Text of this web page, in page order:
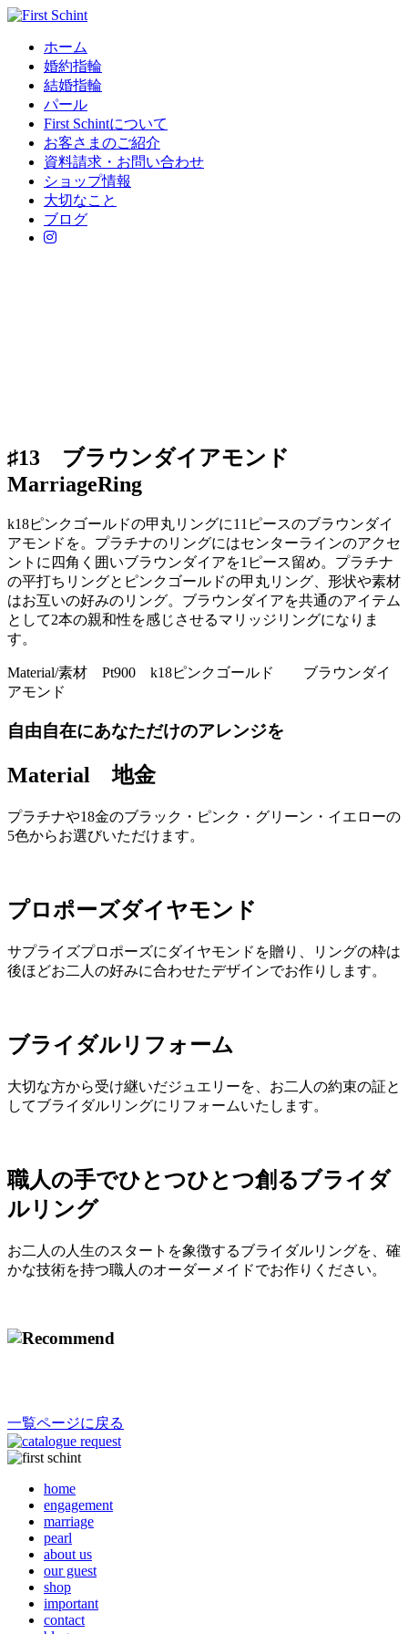
ホーム
婚約指輪
結婚指輪
パール
First Schintについて
お客さまのご紹介
資料請求・お問い合わせ
ショップ情報
大切なこと
ブログ
♯13 ブラウンダイアモンド
MarriageRing
k18ピンクゴールドの甲丸リングに11ピースのブラウンダイ
アモンドを。プラチナのリングにはセンターラインのアクセ
ントに四角く囲いブラウンダイアを1ピース留め。プラチナ
の平打ちリングとピンクゴールドの甲丸リング、形状や素材
はお互いの好みのリング。ブラウンダイアを共通のアイテム
として2本の親和性を感じさせるマリッジリングになりま
す。
Material/素材 Pt900 k18ピンクゴールド ブラウンダイ
アモンド
自由自在にあなただけのアレンジを
Material 地金
プラチナや18金のブラック・ピンク・グリーン・イエローの
5色からお選びいただけます。
プロポーズダイヤモンド
サプライズプロポーズにダイヤモンドを贈り、リングの枠は
後ほどお二人の好みに合わせたデザインでお作りします。
ブライダルリフォーム
大切な方から受け継いだジュエリーを、お二人の約束の証と
してブライダルリングにリフォームいたします。
職人の手でひとつひとつ創るブライダ
ルリング
お二人の人生のスタートを象徴するブライダルリングを、確
かな技術を持つ職人のオーダーメイドでお作りください。
一覧ページに戻る
home
engagement
marriage
pearl
about us
our guest
shop
important
contact